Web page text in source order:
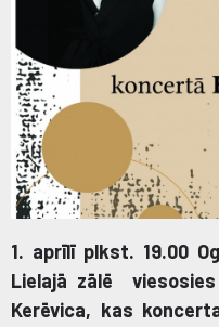
1. aprīlī plkst. 19.00
Lielajā zālē
Kerēvica, kas